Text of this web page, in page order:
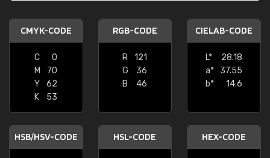
CMYK-CODE
C
0
M
70
Y
62
K
53
RGB-CODE
R
121
G
36
B
46
CIELAB-CODE
L*
28.18
a*
37.55
b*
14.6
HSB/HSV-CODE HSL-CODE HEX-CODE